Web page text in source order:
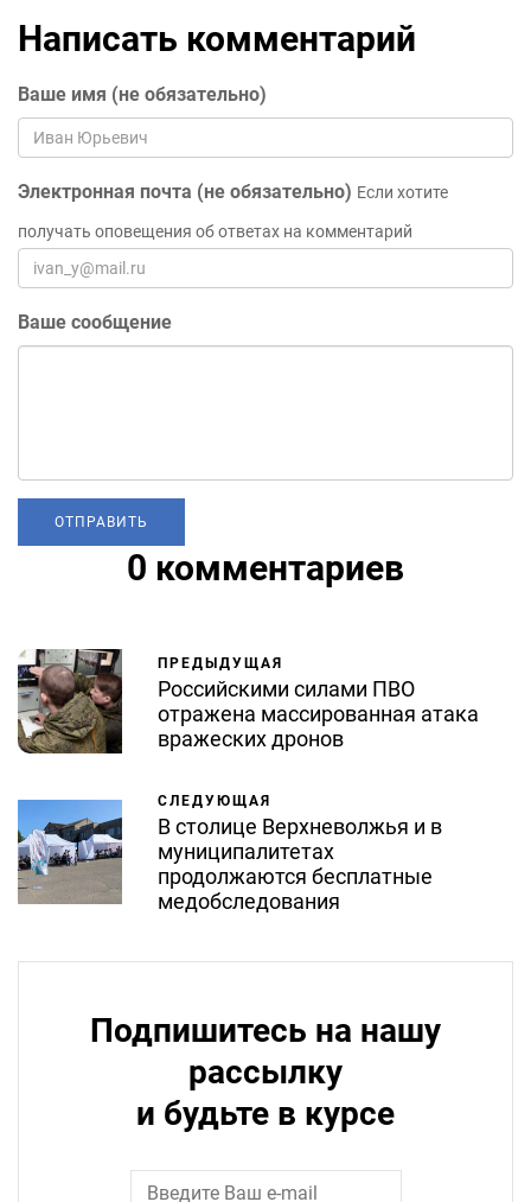
Написать комментарий
Ваше имя (не обязательно)
Электронная почта (не обязательно) Если хотите
получать оповещения об ответах на комментарий
Ваше сообщение
0 комментариев
ПРЕДЫДУЩАЯ
Российскими силами ПВО
отражена массированная атака
вражеских дронов
СЛЕДУЮЩАЯ
В столице Верхневолжья и в
муниципалитетах
продолжаются бесплатные
медобследования
Подпишитесь на нашу
рассылку
и будьте в курсе